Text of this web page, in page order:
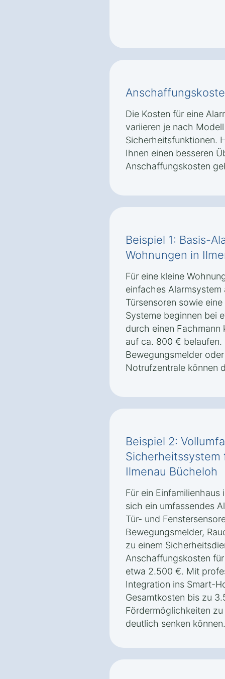
Die Kosten für eine
variieren je nach
Sicherheitsfunktionen.
Ihnen einen besseren
Anschaffungskosten
Beispiel 1: Basis-
Wohnungen in
Für eine kleine
einfaches
Türsensoren sowie
Systeme beginnen bei
durch einen Fachmann
auf ca. 800 €
Bewegungsmelder
Notrufzentrale können
Beispiel 2:
Sicherheitssystem
Ilmenau Bücheloh
Für ein
sich ein umfassendes
Tür- und
Bewegungsmelder,
zu einem
Anschaffungskosten
etwa 2.500 €. Mit
Integration ins Smart-
Gesamtkosten bis zu
Fördermöglichkeiten
deutlich senken können.